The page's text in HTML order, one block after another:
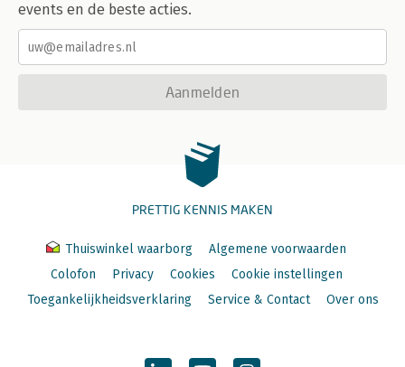
events en de beste acties.
Aanmelden
PRETTIG KENNIS MAKEN
Thuiswinkel waarborg
Algemene voorwaarden
Colofon
Privacy Cookies
Cookie instellingen
Toegankelijkheidsverklaring
Service & Contact Over ons